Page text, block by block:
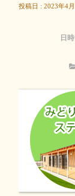
投稿日 : 2023年4
日